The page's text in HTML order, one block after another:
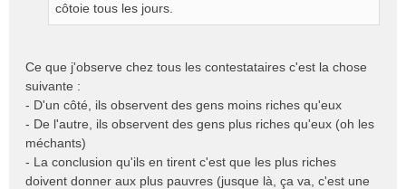
u
côtoie tous les jours.
Ce que j'observe chez tous les contestataires c'est la chose
suivante :
- D'un côté, ils observent des gens moins riches qu'eux
- De l'autre, ils observent des gens plus riches qu'eux (oh les
méchants)
- La conclusion qu'ils en tirent c'est que les plus riches
doivent donner aux plus pauvres (jusque là, ça va, c'est une